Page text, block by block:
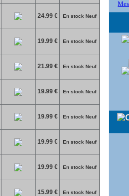
24.99 € En stock Neuf
19.99 € En stock Neuf
21.99 € En stock Neuf
19.99 € En stock Neuf
19.99 € En stock Neuf
19.99 € En stock Neuf
19.99 € En stock Neuf
15.99 € En stock Neuf